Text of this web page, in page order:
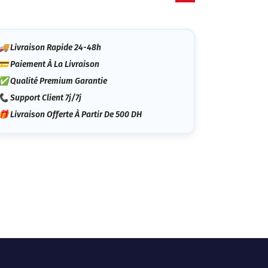
Livraison Rapide 24-48h
Paiement À La Livraison
Qualité Premium Garantie
Support Client 7j/7j
Livraison Offerte À Partir De 500 DH